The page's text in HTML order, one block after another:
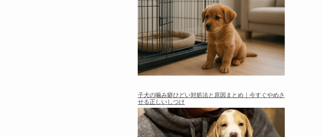
子犬の噛み癖ひどい対処法と原因まとめ｜今すぐやめさ
せる正しいしつけ